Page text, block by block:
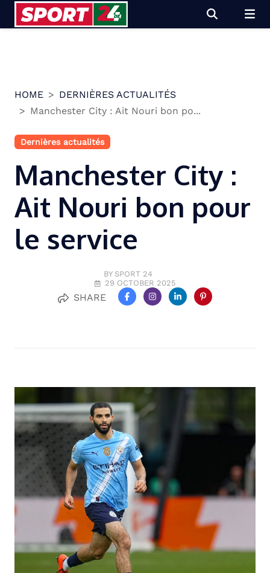
HOME
DERNIÈRES ACTUALITÉS
Manchester City : Ait Nouri bon po...
Dernières actualités
Manchester City :
Ait Nouri bon pour
le service
BY SPORT 24
29 OCTOBER 2025
SHARE